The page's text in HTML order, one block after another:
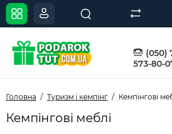
(050)
573-80-
Головна Туризм і кемпінг Кемпінгові
Кемпінгові меблі